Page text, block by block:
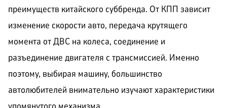
преимуществ китайского суббренда. От КПП зависит
изменение скорости авто, передача крутящего
момента от ДВС на колеса, соединение и
разъединение двигателя с трансмиссией. Именно
поэтому, выбирая машину, большинство
автолюбителей внимательно изучают характеристики